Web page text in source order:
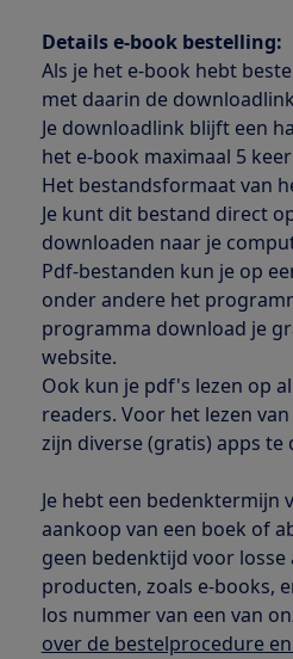
Details e-book bestelling:
Als je het e-book hebt
met daarin de
Je downloadlink blijft een
het e-book maximaal 5
Het bestandsformaat van
Je kunt dit bestand direct
downloaden naar je
Pdf-bestanden kun je op
onder andere het
programma download je
website.
Ook kun je pdf's lezen op
readers. Voor het lezen
zijn diverse (gratis) apps te
Je hebt een bedenktermijn
aankoop van een boek of
geen bedenktijd voor
producten, zoals e-books,
los nummer van een van
over de bestelprocedure